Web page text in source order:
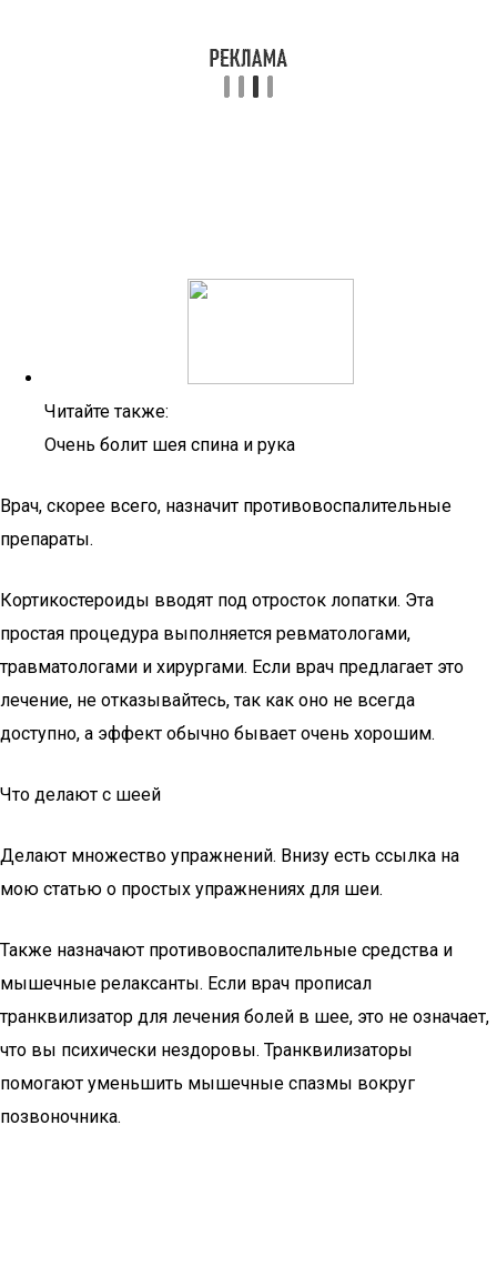
Читайте также:
Очень болит шея спина и рука
Врач, скорее всего, назначит противовоспалительные
препараты.
Кортикостероиды вводят под отросток лопатки. Эта
простая процедура выполняется ревматологами,
травматологами и хирургами. Если врач предлагает это
лечение, не отказывайтесь, так как оно не всегда
доступно, а эффект обычно бывает очень хорошим.
Что делают с шеей
Делают множество упражнений. Внизу есть ссылка на
мою статью о простых упражнениях для шеи.
Также назначают противовоспалительные средства и
мышечные релаксанты. Если врач прописал
транквилизатор для лечения болей в шее, это не означает,
что вы психически нездоровы. Транквилизаторы
помогают уменьшить мышечные спазмы вокруг
позвоночника.